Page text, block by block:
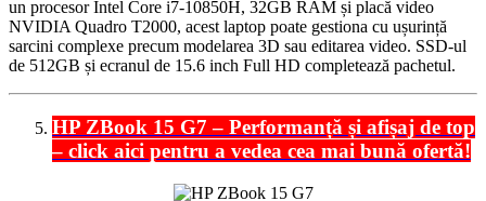
un procesor Intel Core i7-10850H, 32GB RAM și placă video
NVIDIA Quadro T2000, acest laptop poate gestiona cu ușurință
sarcini complexe precum modelarea 3D sau editarea video. SSD-ul
de 512GB și ecranul de 15.6 inch Full HD completează pachetul.
HP ZBook 15 G7 – Performanță și afișaj de top
– click aici pentru a vedea cea mai bună ofertă!